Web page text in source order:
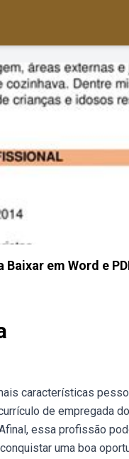
em Word e
características
de empregada
essa profissão
uma boa